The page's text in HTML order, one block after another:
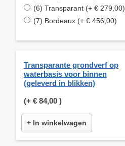
(6) Transparant (+ € 279,00)
(7) Bordeaux (+ € 456,00)
Transparante grondverf op
waterbasis voor binnen
(geleverd in blikken)
(+ € 84,00 )
+ In winkelwagen